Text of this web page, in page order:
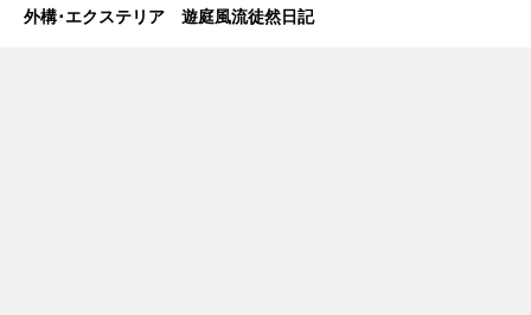
外構･エクステリア 遊庭風流徒然日記